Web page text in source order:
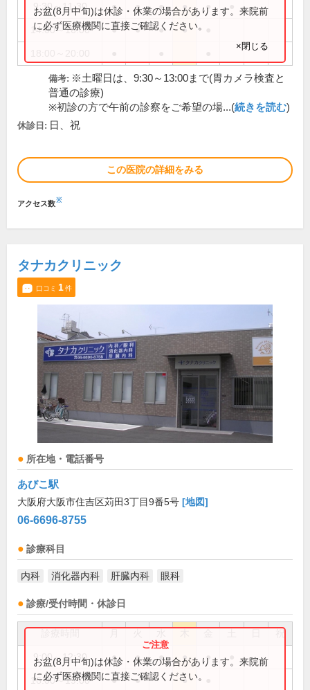
9:30～11:30 ● ● ● ● ●
14:00～16:00 ● ● ● ●
お盆(8月中旬)は休診・休業の場合があります。来院前
に必ず医療機関に直接ご確認ください。
×閉じる
備考: ※土曜日は、9:30～13:00まで(胃カメラ検査と
普通の診療)
※初診の方で午前の診察をご希望の場...(続きを読む)
休診日: 日、祝
この医院の詳細をみる
アクセス数※
タナカクリニック
口コミ 1件
所在地・電話番号
あびこ駅
大阪府大阪市住吉区苅田3丁目9番5号 [地図]
06-6696-8755
診療科目
内科 消化器内科 肝臓内科 眼科
診療/受付時間・休診日
祝
9:00～12:30 ● ● ● ● ●
16:00～19:00 ● ● ●
お盆(8月中旬)は休診・休業の場合があります。来院前
に必ず医療機関に直接ご確認ください。